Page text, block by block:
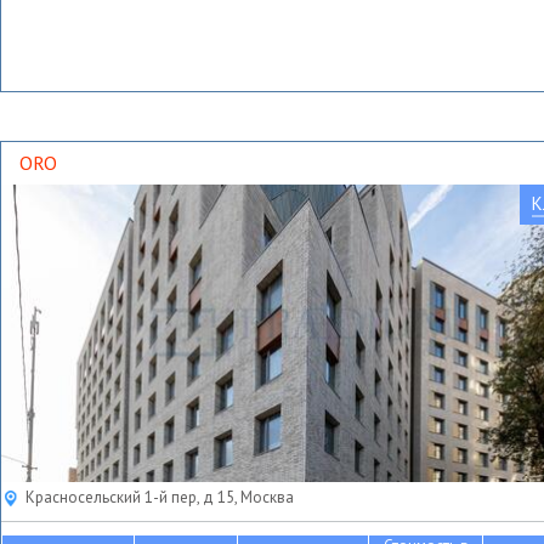
ORO
Красносельский 1-й пер, д 15, Москва